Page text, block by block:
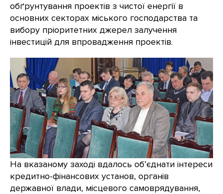
обґрунтування проектів з чистої енергії в
основних секторах міського господарства та
вибору пріоритетних джерел залучення
інвестицій для впровадження проектів.
На вказаному заході вдалось об’єднати інтереси
кредитно-фінансових установ, органів
державної влади, місцевого самоврядування,